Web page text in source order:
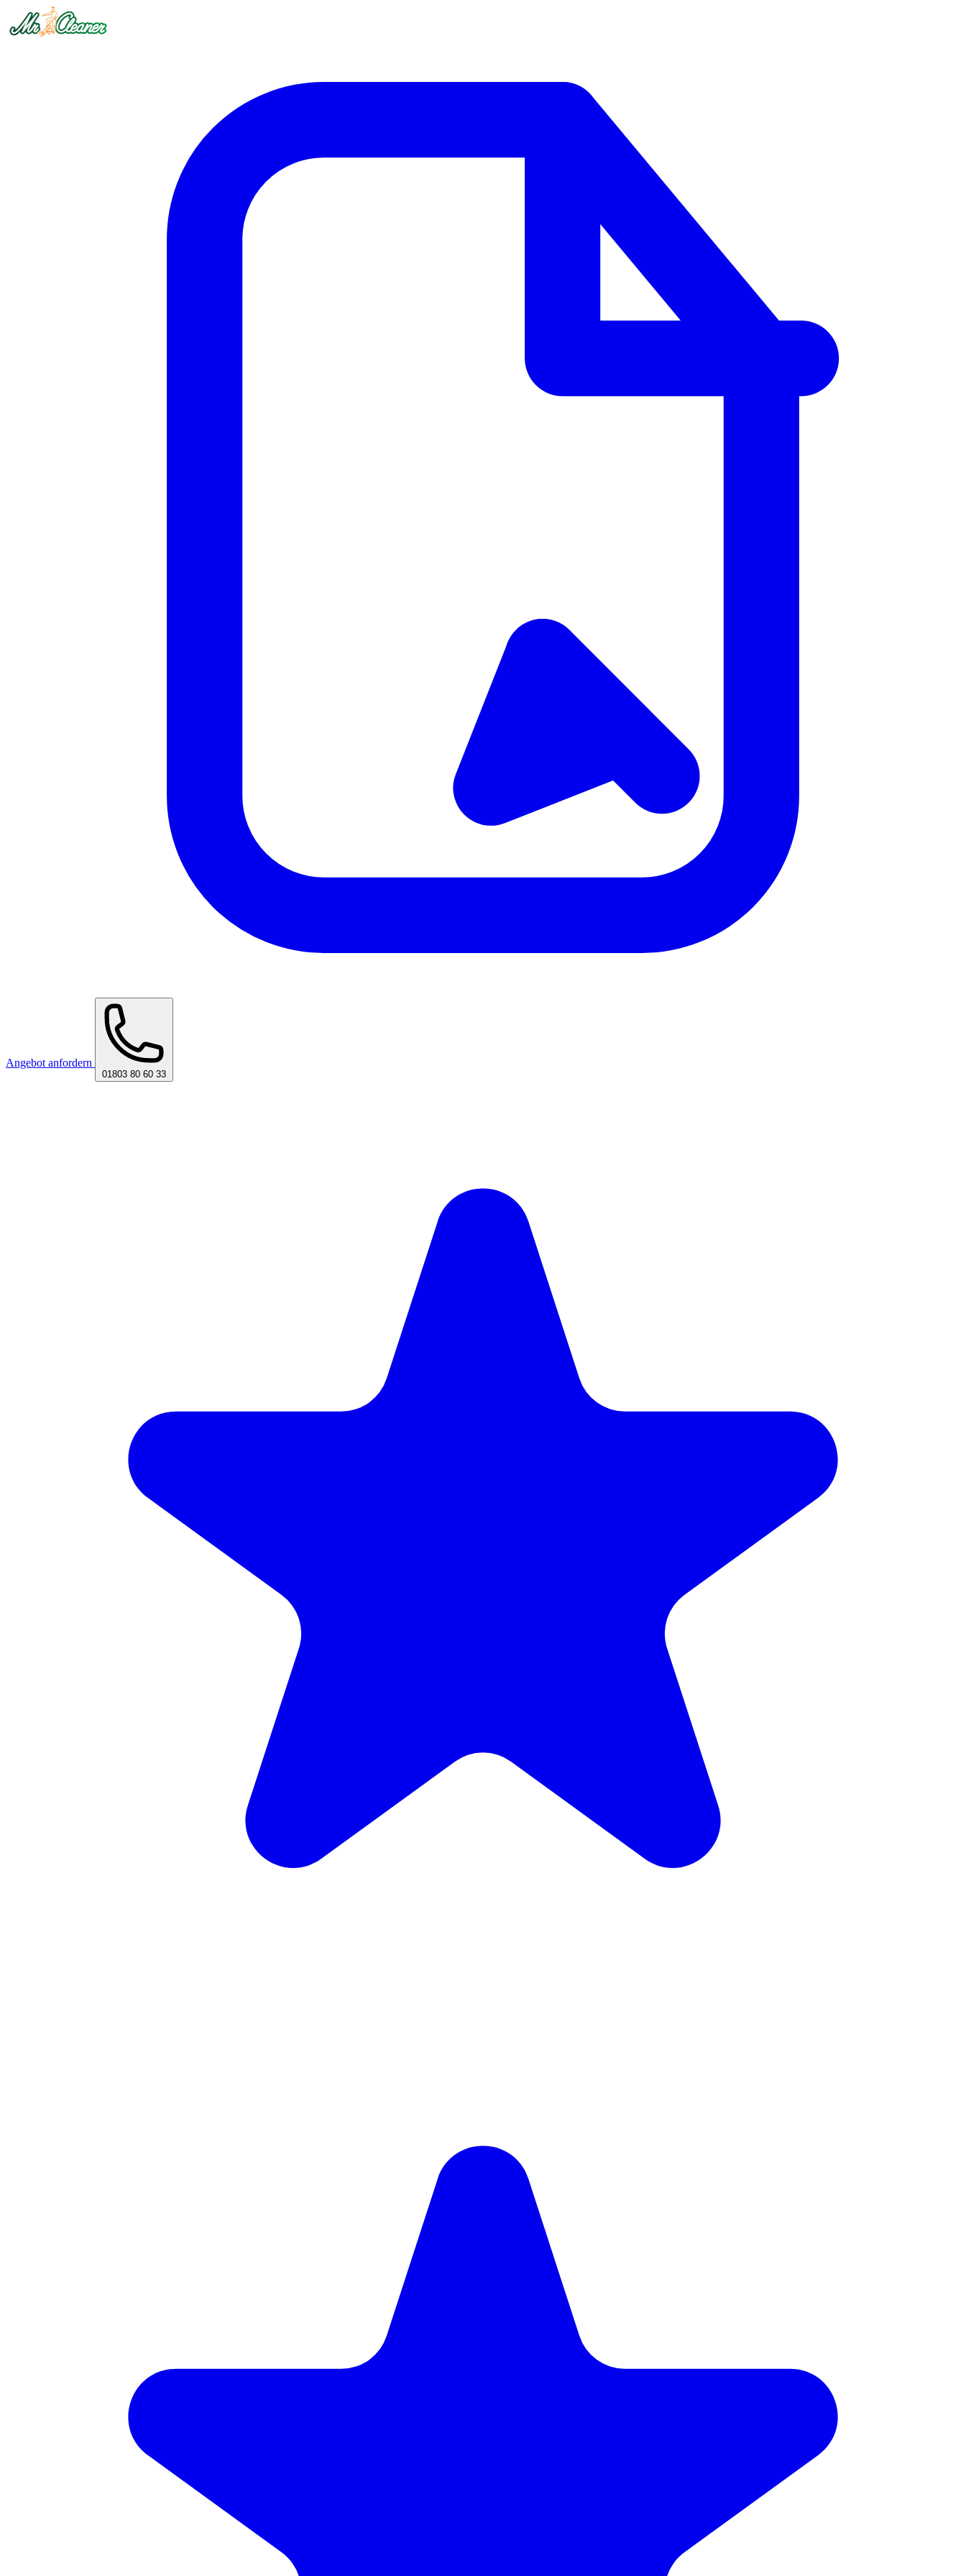
Angebot anfordern
01803 80 60 33